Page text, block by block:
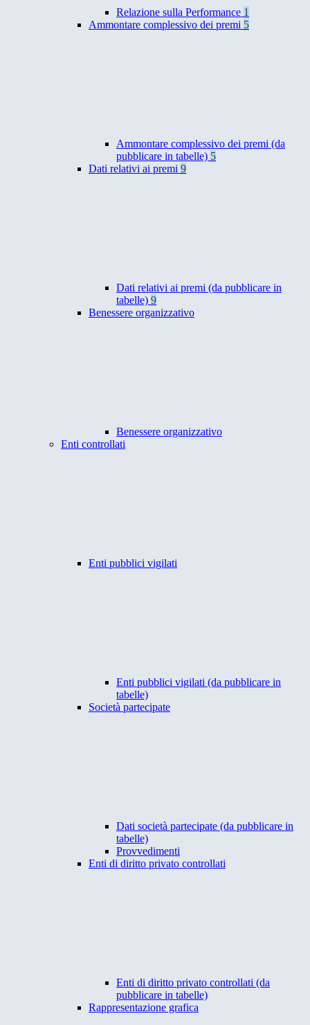
Relazione sulla Performance 1
Ammontare complessivo dei premi 5
Ammontare complessivo dei premi (da
pubblicare in tabelle) 5
Dati relativi ai premi 9
Dati relativi ai premi (da pubblicare in
tabelle) 9
Benessere organizzativo
Benessere organizzativo
Enti controllati
Enti pubblici vigilati
Enti pubblici vigilati (da pubblicare in
tabelle)
Società partecipate
Dati società partecipate (da pubblicare in
tabelle)
Provvedimenti
Enti di diritto privato controllati
Enti di diritto privato controllati (da
pubblicare in tabelle)
Rappresentazione grafica